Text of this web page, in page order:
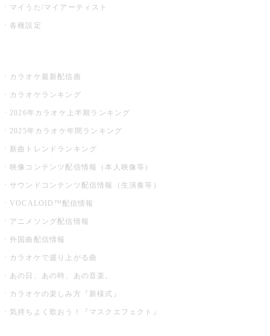
マイうた/マイアーティスト
各種設定
カラオケ最新配信曲
カラオケランキング
2026年カラオケ上半期ランキング
2025年カラオケ年間ランキング
新曲トレンドランキング
映像コンテンツ配信情報（本人映像等）
サウンドコンテンツ配信情報（生演奏等）
VOCALOID™配信情報
アニメソング配信情報
外国曲配信情報
カラオケで盛り上がる曲
あの日、あの時、あの音楽。
カラオケの楽しみ方『新様式』
気持ちよく歌おう！『マスクエフェクト』